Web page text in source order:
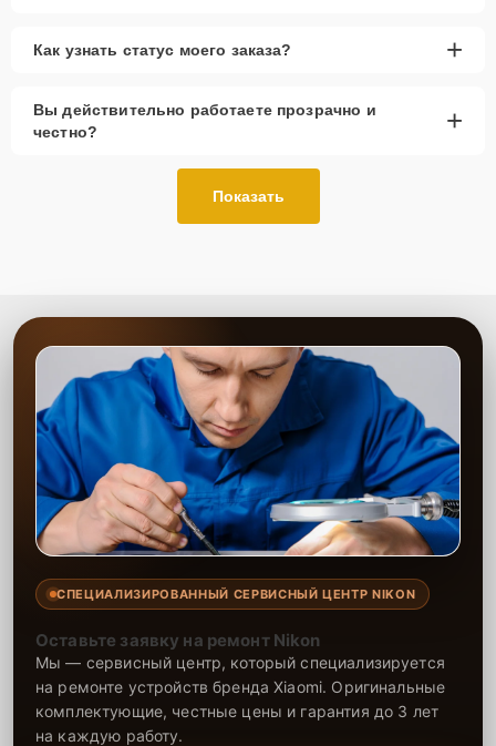
Как узнать статус моего заказа? +
Вы действительно работаете прозрачно и
честно?
+
Показать
СПЕЦИАЛИЗИРОВАННЫЙ СЕРВИСНЫЙ ЦЕНТР NIKON
Оставьте заявку на ремонт Nikon
Мы — сервисный центр, который специализируется
на ремонте устройств бренда Xiaomi. Оригинальные
комплектующие, честные цены и гарантия до 3 лет
на каждую работу.